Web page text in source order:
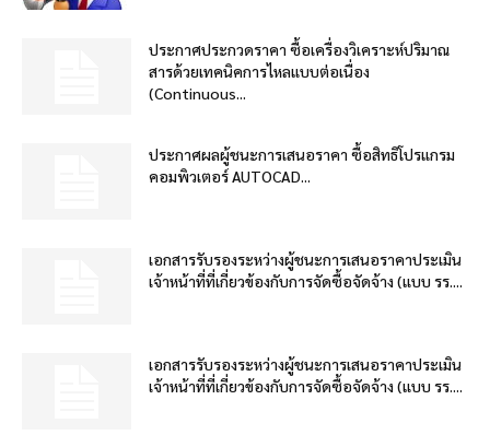
ประกาศประกวดราคา ซื้อเครื่องวิเคราะห์ปริมาณ
สารด้วยเทคนิคการไหลแบบต่อเนื่อง
(Continuous...
ประกาศผลผู้ชนะการเสนอราคา ซื้อสิทธิโปรแกรม
คอมพิวเตอร์ AUTOCAD...
เอกสารรับรองระหว่างผู้ชนะการเสนอราคาประเมิน
เจ้าหน้าที่ที่เกี่ยวข้องกับการจัดซื้อจัดจ้าง (แบบ รร....
เอกสารรับรองระหว่างผู้ชนะการเสนอราคาประเมิน
เจ้าหน้าที่ที่เกี่ยวข้องกับการจัดซื้อจัดจ้าง (แบบ รร....